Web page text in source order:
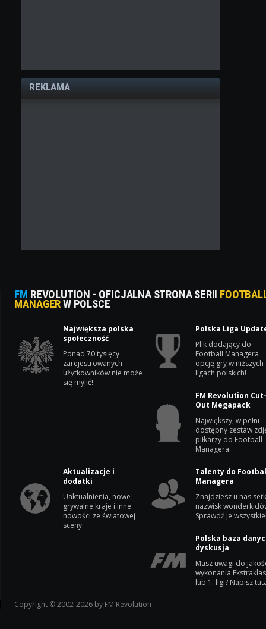
REKLAMA
FM REVOLUTION - OFICJALNA STRONA SERII
MANAGERW POLSCE
Największa polska
społeczność
Ponad 70 tysięcy
zarejestrowanych
użytkowników nie może
się mylić!
Polska Liga
Plik dodający do
Football Managera
opcję gry w niższych
ligach polskich!
FM Revolution
Out Megapack
Największy, w pełni
dostępny zestaw
piłkarzy do Football
Managera.
Aktualizacje i
dodatki
Uaktualnienia, nowe
grywalne kraje i inne
nowości ze światowej
sceny.
Talenty do
Managera
Znajdziesz u nas
nazwisk
Sprawdź je
Polska baza
dyskusja
Masz uwagi do
wykonania
lub 1. ligi? Napisz
Copyright © 2002-2026 by FM Revolution